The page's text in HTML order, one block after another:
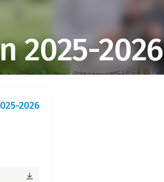
2025-2026
2026